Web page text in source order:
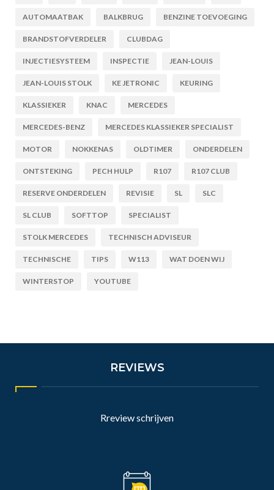
AUTOMAATBAK BALKBRUG BENZINE TOEVOEGING
BRANDSTOFVERDELER CLUBDAG
INJECTIESYSTEEM INSPECTIE JEAN-LOUIS
JEAN-LOUIS STOLK KE JETRONIC KEURING
KLASSIEKER KNAC MERCEDES
MERCEDES-BENZ MERCEDES KLASSIEKER SPECIALIST
MOTOR NOKKENAS OLDTIMER ONDERDELEN
ONTSTEKING PECH HULP R107 R107 CLUB
RESERVE ONDERDELEN REVISIE SL SLC
SL CLUB SOFTTOP SPECIALIST
STOLK MERCEDES TECHNISCH ADVISEUR
TECHNISCHE TIPS W113 WAT DOEN WIJ
WINTERSTOP YOUTUBE
REVIEWS
Rreview schrijven